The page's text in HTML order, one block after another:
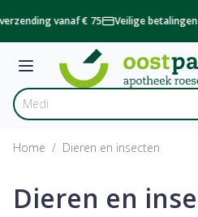
vanaf € 75 Veilige betalingen
Menu
Product, merk, categorie...
V
Home / Dieren en insecten
Dieren en